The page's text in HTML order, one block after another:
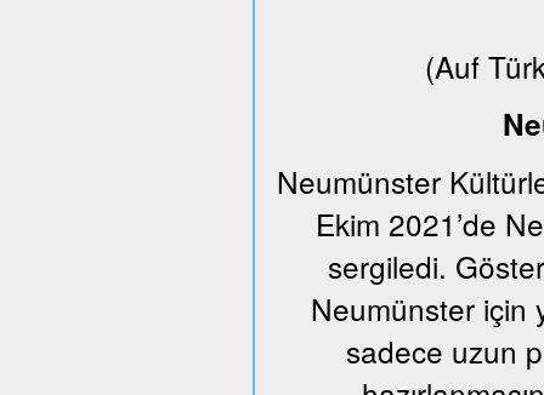
(Auf
Neumünster
Ekim 2021’de
sergiledi.
Neumünster için
sadece uzun